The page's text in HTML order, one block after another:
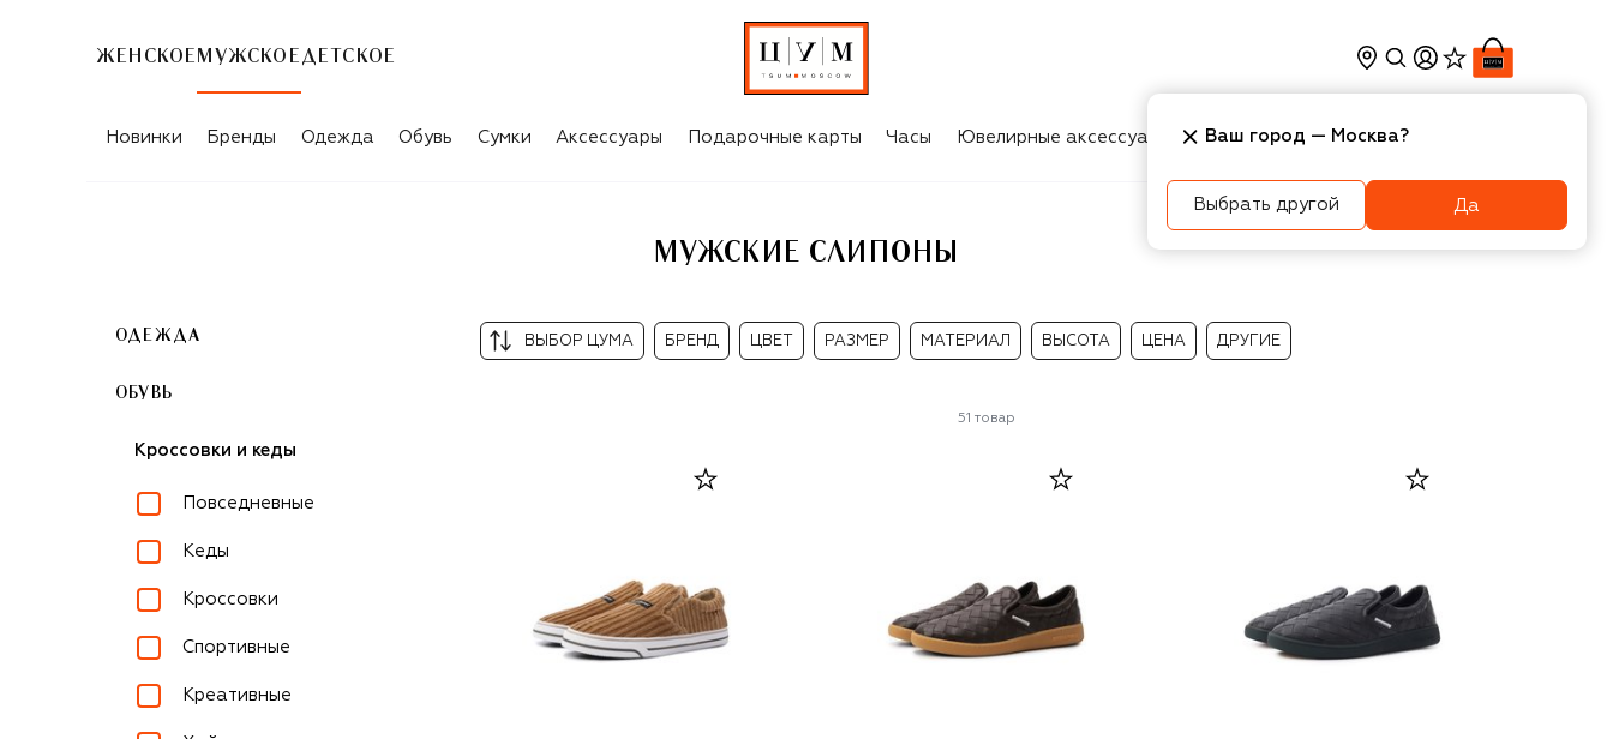
ЖЕНСКОЕ МУЖСКОЕ ДЕТСКОЕ
МУЖСКИЕ СЛИПОНЫ
Новинки Бренды Одежда Обувь Сумки Аксессуары Подарочные карты Часы Ювелирные аксессуары Косметика Интерьер
МУЖСКИЕ СЛИПОНЫ
ОДЕЖДА
ОБУВЬ
Кроссовки и кеды
Повседневные
Кеды
Кроссовки
Спортивные
Креативные
ВЫБОР ЦУМА БРЕНД ЦВЕТ РАЗМЕР МАТЕРИАЛ ВЫСОТА ЦЕНА ДРУГИЕ
51 товар
Ваш город — Москва?
Выбрать другой Да